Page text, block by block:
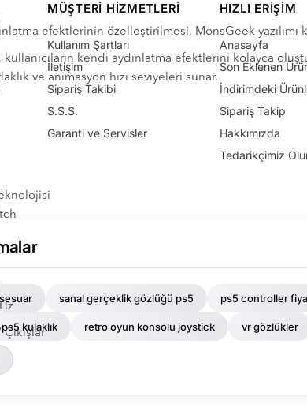
efektlerinin özelleştirilmesi, MonsGeek
kullanıcıların kendi aydınlatma efektlerini kolayca
ve animasyon hızı seviyeleri sunar.
Çıkışlar
MÜŞTERI HIZMETLERI
Kullanım Şartları
İletişim
Sipariş Takibi
S.S.S.
Garanti ve Servisler
HIZLI ERIŞIM
Anasayfa
Son Eklenen
İndirimdeki
Sipariş Takip
Hakkımızda
Tedarikçimiz
sanal gerçeklik gözlüğü ps5 ps5 controller
ps5 kulaklık retro oyun konsolu joystick vr gözlükler